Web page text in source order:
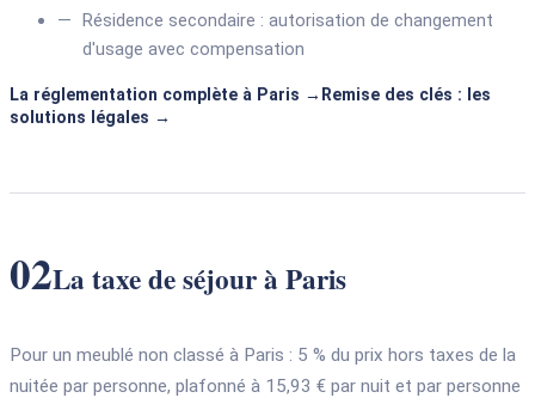
Résidence secondaire : autorisation de changement
d'usage avec compensation
La réglementation complète à Paris
Remise des clés : les
solutions légales
02La taxe de séjour à Paris
Pour un meublé non classé à Paris : 5 % du prix hors taxes de la
nuitée par personne, plafonné à 15,93 € par nuit et par personne